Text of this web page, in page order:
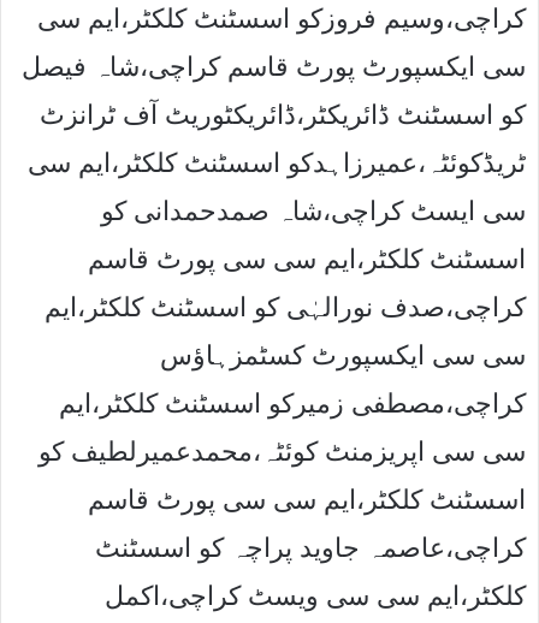
کراچی،وسیم فروزکو اسسٹنٹ کلکٹر،ایم سی
سی ایکسپورٹ پورٹ قاسم کراچی،شاہ فیصل
کو اسسٹنٹ ڈائریکٹر،ڈائریکٹوریٹ آف ٹرانزٹ
ٹریڈکوئٹہ،عمیرزاہدکو اسسٹنٹ کلکٹر،ایم سی
سی ایسٹ کراچی،شاہ صمدحمدانی کو
اسسٹنٹ کلکٹر،ایم سی سی پورٹ قاسم
کراچی،صدف نورالہٰی کو اسسٹنٹ کلکٹر،ایم
سی سی ایکسپورٹ کسٹمزہاﺅس
کراچی،مصطفی زمیرکو اسسٹنٹ کلکٹر،ایم
سی سی اپریزمنٹ کوئٹہ،محمدعمیرلطیف کو
اسسٹنٹ کلکٹر،ایم سی سی پورٹ قاسم
کراچی،عاصمہ جاوید پراچہ کو اسسٹنٹ
کلکٹر،ایم سی سی ویسٹ کراچی،اکمل